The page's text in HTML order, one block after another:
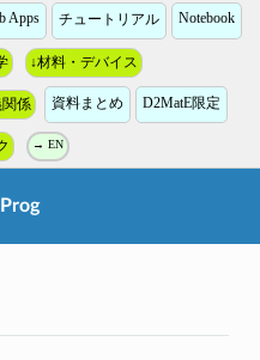
Apps チュートリアル Notebook
↓材料・デバイス
関係 資料まとめ D2MatE限定
→ EN